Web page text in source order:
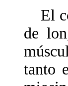
El
de
tanto